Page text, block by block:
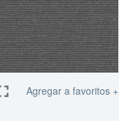
Agregar a favoritos +